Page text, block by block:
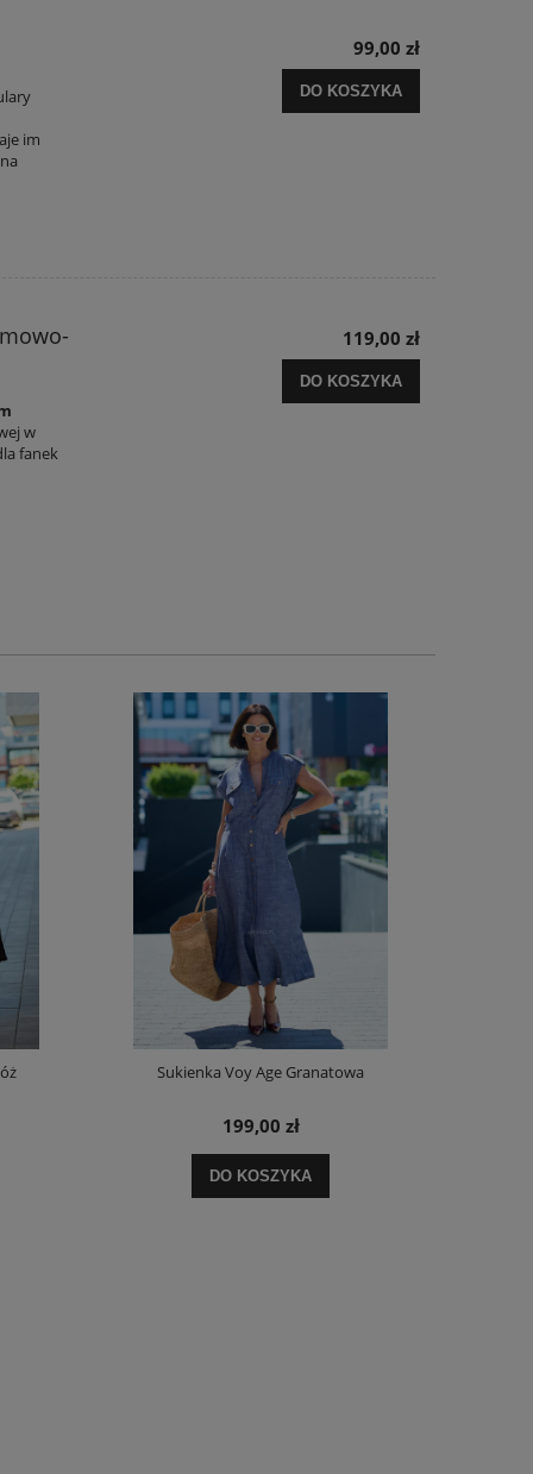
im
99,00 zł
DO KOSZYKA
w
fanek
119,00 zł
DO KOSZYKA
Sukienka Voy Age Granatowa
199,00 zł
DO KOSZYKA